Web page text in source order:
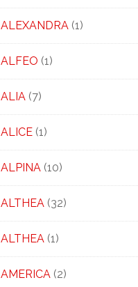
ALEXANDRA(1)
ALFEO (1)
ALIA(7)
ALICE(1)
ALPINA(10)
ALTHEA(32)
ALTHEA(1)
AMERICA(2)